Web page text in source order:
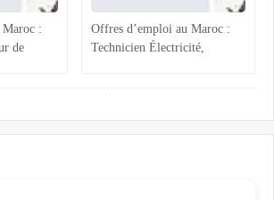
Maroc :
de
Offres d’emploi au Maroc :
Technicien Électricité,